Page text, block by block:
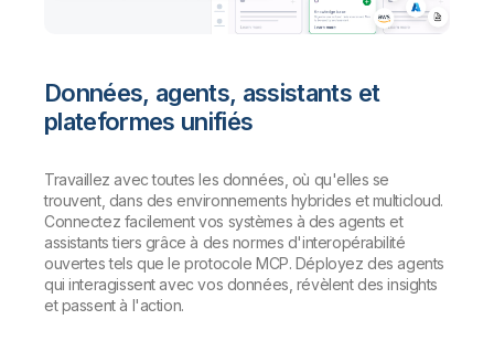
Données, agents, assistants et
plateformes unifiés
Travaillez avec toutes les données, où qu'elles se
trouvent, dans des environnements hybrides et multicloud.
Connectez facilement vos systèmes à des agents et
assistants tiers grâce à des normes d'interopérabilité
ouvertes tels que le protocole MCP. Déployez des agents
qui interagissent avec vos données, révèlent des insights
et passent à l'action.